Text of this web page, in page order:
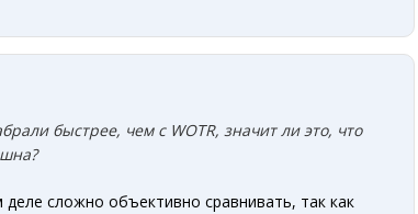
быстрее, чем с WOTR, значит ли это, что
сложно объективно сравнивать, так как